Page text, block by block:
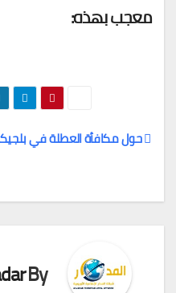
معجب بهذه:
المقالات
حول مكافأة العطلة في
By